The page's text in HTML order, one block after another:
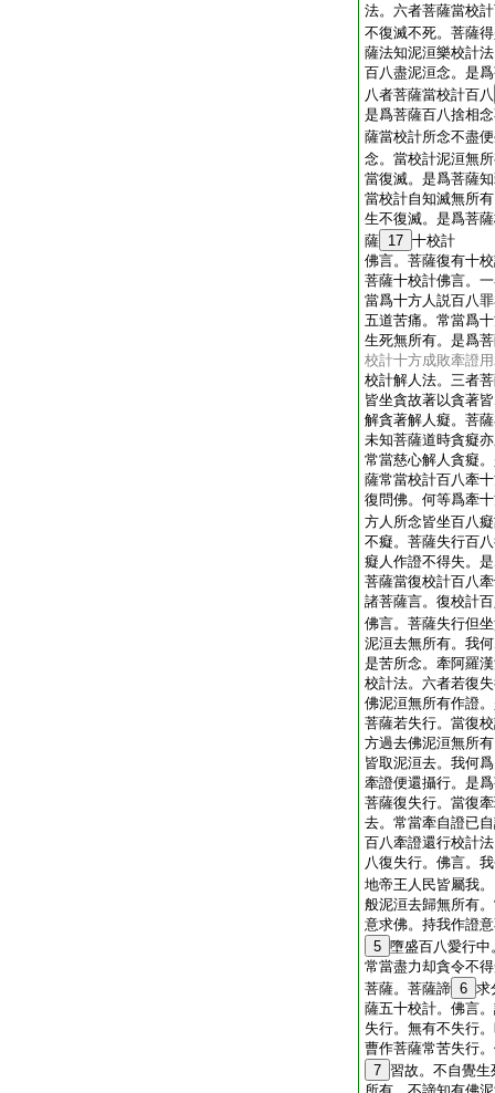
法。六者菩薩當校
不復滅不死。菩薩
薩法知泥洹樂校計
百八盡泥洹念。是
八者菩薩當校計百八
是爲菩薩百八捨相
薩當校計所念不盡
念。當校計泥洹無
當復滅。是爲菩薩
當校計自知滅無所
生不復滅。是爲菩
薩 17 十校計
佛言。菩薩復有十
菩薩十校計佛言。
當爲十方人説百八
五道苦痛。常當爲
生死無所有。是爲
校計十方成敗牽證
校計解人法。三者
皆坐貪故著以貪著
解貪著解人癡。菩
未知菩薩道時貪癡
常當慈心解人貪癡
薩常當校計百八牽
復問佛。何等爲牽
方人所念皆坐百八
不癡。菩薩失行百
癡人作證不得失。
菩薩當復校計百八
諸菩薩言。復校計
佛言。菩薩失行但
泥洹去無所有。我
是苦所念。牽阿羅
校計法。六者若復
佛泥洹無所有作證
菩薩若失行。當復
方過去佛泥洹無所
皆取泥洹去。我何
牽證便還攝行。是
菩薩復失行。當復
去。常當牽自證已
百八牽證還行校計
八復失行。佛言。
地帝王人民皆屬我
般泥洹去歸無所有
意求佛。持我作證
5 墮盛百八愛行
常當盡力却貪令不
菩薩。菩薩諦 6 求
薩五十校計。佛言
失行。無有不失行
曹作菩薩常苦失行
7 習故。不自覺